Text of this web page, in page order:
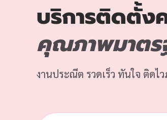
บริการติดตั้ง
คุณภาพมาตร
งานประณีต รวดเร็ว ทันใจ ติด